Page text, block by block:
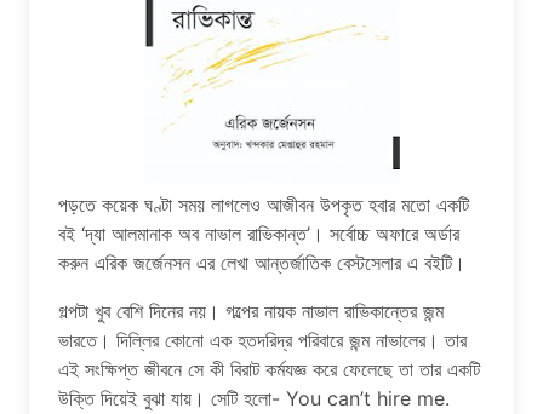
পড়তে কয়েক ঘণ্টা সময় লাগলেও আজীবন উপকৃত হবার মতো একটি
বই ‘দ্যা আলমানাক অব নাভাল রাভিকান্ত’। সর্বোচ্চ অফারে অর্ডার
করুন এরিক জর্জেনসন এর লেখা আন্তর্জাতিক বেস্টসেলার এ বইটি।
গল্পটা খুব বেশি দিনের নয়। গল্পের নায়ক নাভাল রাভিকান্তের জন্ম
ভারতে। দিল্লির কোনো এক হতদরিদ্র পরিবারে জন্ম নাভালের। তার
এই সংক্ষিপ্ত জীবনে সে কী বিরাট কর্মযজ্ঞ করে ফেলেছে তা তার একটি
উক্তি দিয়েই বুঝা যায়। সেটি হলো- You can’t hire me.